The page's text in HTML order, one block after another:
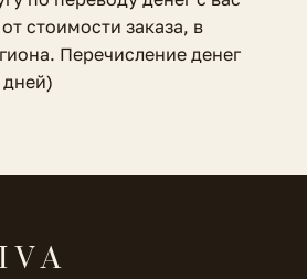
стоимости заказа, в
Перечисление денег